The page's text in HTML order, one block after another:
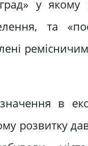
у якому
та
в
розвитку